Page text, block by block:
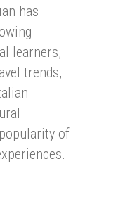
has
learners,
trends,
of